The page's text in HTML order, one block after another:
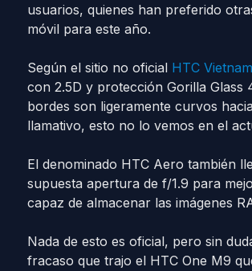
usuarios, quienes han preferido
móvil para este año.
Según el sitio no oficial HTC Vietnam
con 2.5D y protección Gorilla Glass
bordes son ligeramente curvos
llamativo, esto no lo vemos en el
El denominado HTC Aero también
supuesta apertura de f/1.9 para
capaz de almacenar las imágenes
Nada de esto es oficial, pero sin
fracaso que trajo el HTC One M9